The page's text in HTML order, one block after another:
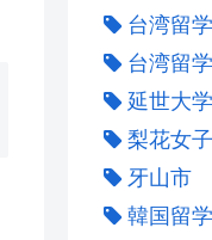
台湾留
台湾留
延世大学
梨花女
牙山市
韓国留学